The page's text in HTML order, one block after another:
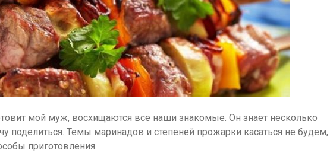
мой муж, восхищаются все наши знакомые. Он знает несколько
поделиться. Темы маринадов и степеней прожарки касаться не будем,
приготовления.